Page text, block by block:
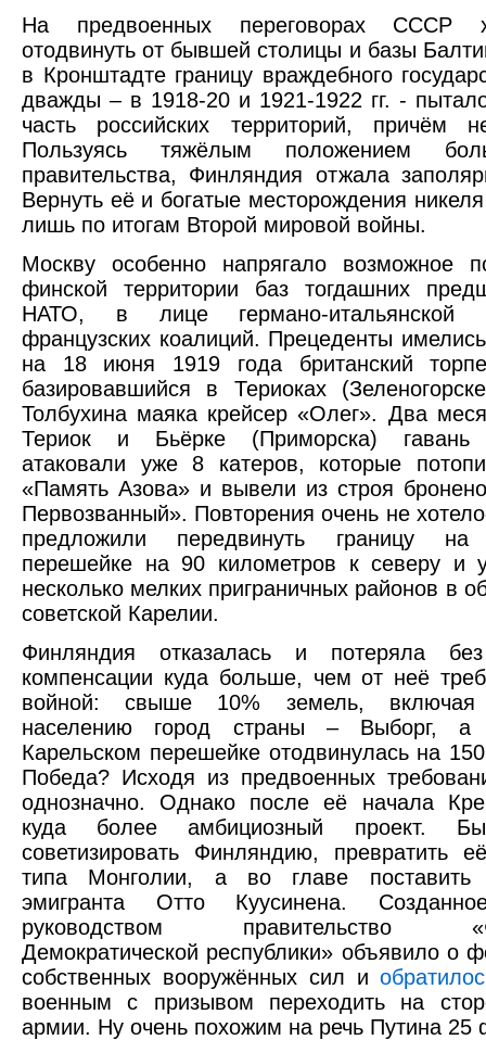
На предвоенных переговорах СССР
отодвинуть от бывшей столицы и базы
в Кронштадте границу враждебного
дважды – в 1918-20 и 1921-1922 гг. -
часть российских территорий, причём
Пользуясь тяжёлым положением
правительства, Финляндия отжала
Вернуть её и богатые месторождения
лишь по итогам Второй мировой войны.
Москву особенно напрягало возможное
финской территории баз тогдашних
НАТО, в лице германо-итальянской
французских коалиций. Прецеденты
на 18 июня 1919 года британский
базировавшийся в Териоках
Толбухина маяка крейсер «Олег». Два
Териок и Бьёрке (Приморска) гавань
атаковали уже 8 катеров, которые
«Память Азова» и вывели из строя
Первозванный». Повторения очень не
предложили передвинуть границу на
перешейке на 90 километров к северу и
несколько мелких приграничных районов в
советской Карелии.
Финляндия отказалась и потеряла без
компенсации куда больше, чем от неё
войной: свыше 10% земель,
населению город страны – Выборг, а
Карельском перешейке отодвинулась на
Победа? Исходя из предвоенных
однозначно. Однако после её начала
куда более амбициозный проект.
советизировать Финляндию, превратить
типа Монголии, а во главе поставить
эмигранта Отто Куусинена.
руководством правительство
Демократической республики» объявило о
собственных вооружённых сил и
военным с призывом переходить на
армии. Ну очень похожим на речь Путина 25